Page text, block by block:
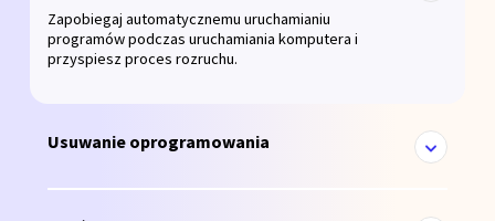
Zapobiegaj automatycznemu uruchamianiu
programów podczas uruchamiania komputera i
przyspiesz proces rozruchu.
Usuwanie oprogramowania